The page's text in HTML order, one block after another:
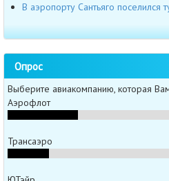
В аэропорту Сантьяго поселился
Опрос
Выберите авиакомпанию, которая
Аэрофлот
Трансаэро